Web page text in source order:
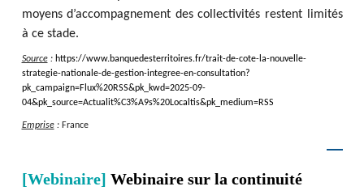
moyens d’accompagnement des collectivités restent limités
à ce stade.
Source: https://www.banquedesterritoires.fr/trait-de-cote-la-nouvelle-
strategie-nationale-de-gestion-integree-en-consultation?
pk_campaign=Flux%20RSS&pk_kwd=2025-09-
04&pk_source=Actualit%C3%A9s%20Localtis&pk_medium=RSS
Emprise: France
[Webinaire] Webinaire sur la continuité